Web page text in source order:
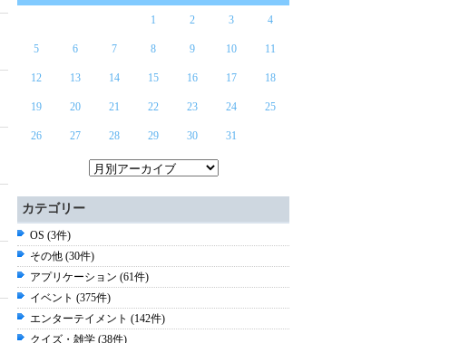
1 2 3 4
5 6 7 8 9 10 11
12 13 14 15 16 17 18
19 20 21 22 23 24 25
26 27 28 29 30 31
カテゴリー
OS (3件)
その他 (30件)
アプリケーション (61件)
イベント (375件)
エンターテイメント (142件)
クイズ・雑学 (38件)